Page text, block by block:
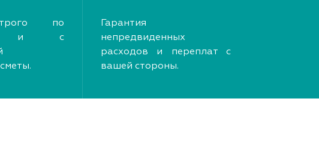
по
и с
Гарантия
непредвиденных
расходов и переплат с
вашей стороны.